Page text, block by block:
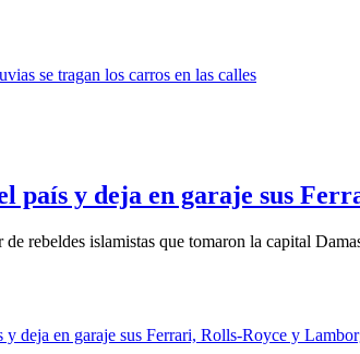
país y deja en garaje sus
rebeldes islamistas que tomaron la capital